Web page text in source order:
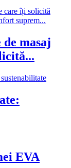
masaj
EVA